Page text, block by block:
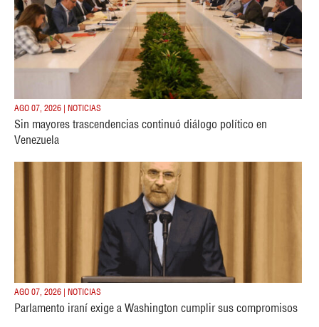
AGO 07, 2026 | NOTICIAS
Sin mayores trascendencias continuó diálogo político en
Venezuela
AGO 07, 2026 | NOTICIAS
Parlamento iraní exige a Washington cumplir sus compromisos